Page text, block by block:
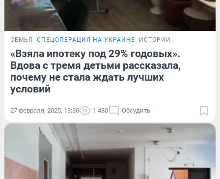
СЕМЬЯ СПЕЦОПЕРАЦИЯ НА УКРАИНЕ ИСТОРИИ
«Взяла ипотеку под 29% годовых».
Вдова с тремя детьми рассказала,
почему не стала ждать лучших
условий
27 февраля, 2025, 13:30 1 480 Обсудить